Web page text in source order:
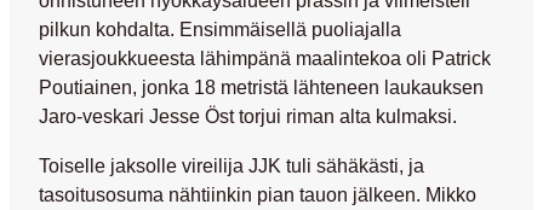
pilkun kohdalta. Ensimmäisellä puoliajalla
vierasjoukkueesta lähimpänä maalintekoa oli Patrick
Poutiainen, jonka 18 metristä lähteneen laukauksen
Jaro-veskari Jesse Östtorjui riman alta kulmaksi.
Toiselle jaksolle vireilija JJK tuli sähäkästi, ja
tasoitusosuma nähtiinkin pian tauon jälkeen. Mikko